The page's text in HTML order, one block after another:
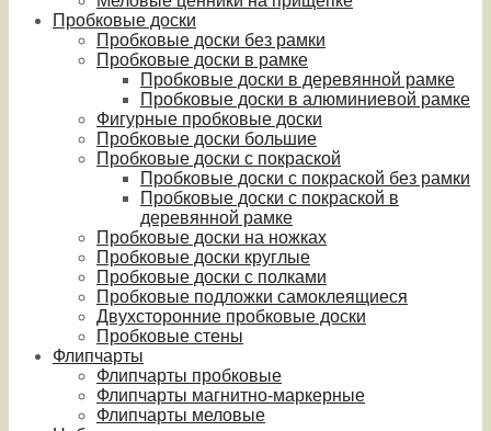
Пробковые доски
Пробковые доски без рамки
Пробковые доски в рамке
Пробковые доски в деревянной рамке
Пробковые доски в алюминиевой рамке
Фигурные пробковые доски
Пробковые доски большие
Пробковые доски с покраской
Пробковые доски с покраской без рамки
Пробковые доски с покраской в
деревянной рамке
Пробковые доски на ножках
Пробковые доски круглые
Пробковые доски с полками
Пробковые подложки самоклеящиеся
Двухсторонние пробковые доски
Пробковые стены
Флипчарты
Флипчарты пробковые
Флипчарты магнитно-маркерные
Флипчарты меловые